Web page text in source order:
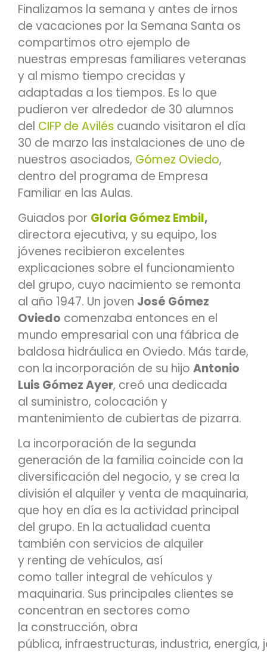
Finalizamos la semana y antes de irnos
de vacaciones por la Semana Santa os
compartimos otro ejemplo de
nuestras empresas familiares veteranas
y al mismo tiempo crecidas y
adaptadas a los tiempos. Es lo que
pudieron ver alrededor de 30 alumnos
del CIFP de Avilés cuando visitaron el día
30 de marzo las instalaciones de uno de
nuestros asociados, Gómez Oviedo,
dentro del programa de Empresa
Familiar en las Aulas.
Guiados por Gloria Gómez Embil,
directora ejecutiva, y su equipo, los
jóvenes recibieron excelentes
explicaciones sobre el funcionamiento
del grupo, cuyo nacimiento se remonta
al año 1947. Un joven José Gómez
Oviedo comenzaba entonces en el
mundo empresarial con una fábrica de
baldosa hidráulica en Oviedo. Más tarde,
con la incorporación de su hijo Antonio
Luis Gómez Ayer, creó una dedicada
al suministro, colocación y
mantenimiento de cubiertas de pizarra.
La incorporación de la segunda
generación de la familia coincide con la
diversificación del negocio, y se crea la
división el alquiler y venta de maquinaria,
que hoy en día es la actividad principal
del grupo. En la actualidad cuenta
también con servicios de alquiler
y renting de vehículos, así
como taller integral de vehículos y
maquinaria. Sus principales clientes se
concentran en sectores como
la construcción, obra
pública, infraestructuras, industria, energía,